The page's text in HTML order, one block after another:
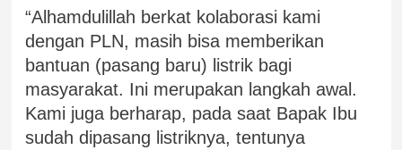
“Alhamdulillah berkat kolaborasi kami
dengan PLN, masih bisa memberikan
bantuan (pasang baru) listrik bagi
masyarakat. Ini merupakan langkah awal.
Kami juga berharap, pada saat Bapak Ibu
sudah dipasang listriknya, tentunya